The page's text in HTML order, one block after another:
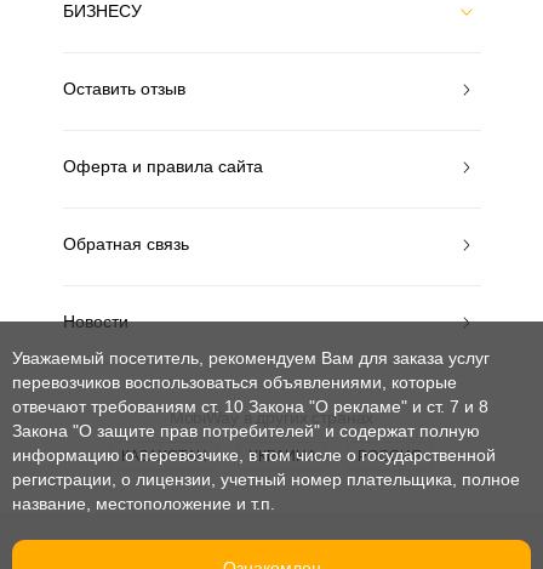
БИЗНЕСУ
Оставить отзыв
Оферта и правила сайта
Обратная связь
Новости
MobiWay в других странах
КАЗАХСТАН УКРАИНА РОССИЯ
Уважаемый посетитель, рекомендуем Вам для заказа услуг
перевозчиков воспользоваться объявлениями, которые
отвечают требованиям ст. 10 Закона "О рекламе" и ст. 7 и 8
Закона "О защите прав потребителей" и содержат полную
информацию о перевозчике, в том числе о государственной
регистрации, о лицензии, учетный номер плательщика, полное
название, местоположение и т.п.